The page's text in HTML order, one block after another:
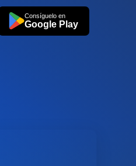
Consíguelo en
Google Play